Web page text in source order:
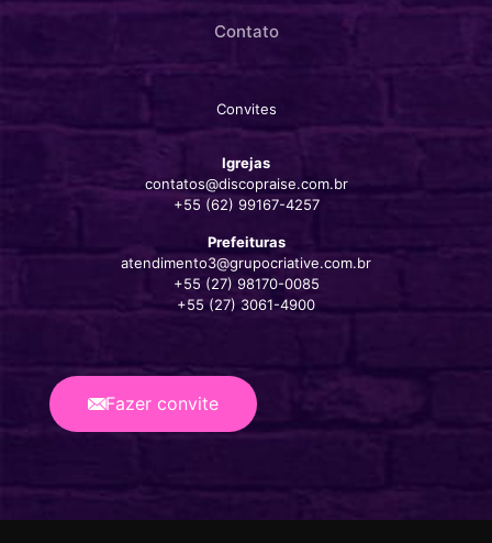
Contato
Convites
Igrejas
contatos@discopraise.com.br
+55 (62) 99167-4257‬
Prefeituras
atendimento3@grupocriative.com.br
+55 (27) 98170-0085
+55 (27) 3061-4900
Fazer convite